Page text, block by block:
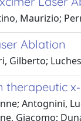
Maurizio;
Ablation
Gilberto;
therapeutic
Antognini,
Giacomo;